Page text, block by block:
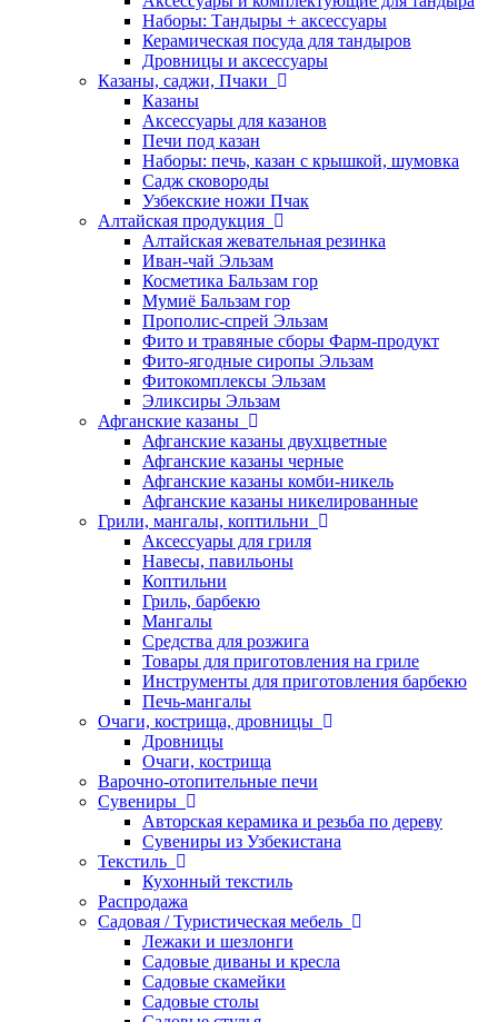
Наборы: Тандыры + аксессуары
Керамическая посуда для тандыров
Дровницы и аксессуары
Казаны, саджи, Пчаки
Казаны
Аксессуары для казанов
Печи под казан
Наборы: печь, казан с крышкой, шумовка
Садж сковороды
Узбекские ножи Пчак
Алтайская продукция
Алтайская жевательная резинка
Иван-чай Эльзам
Косметика Бальзам гор
Мумиё Бальзам гор
Прополис-спрей Эльзам
Фито и травяные сборы Фарм-продукт
Фито-ягодные сиропы Эльзам
Фитокомплексы Эльзам
Эликсиры Эльзам
Афганские казаны
Афганские казаны двухцветные
Афганские казаны черные
Афганские казаны комби-никель
Афганские казаны никелированные
Грили, мангалы, коптильни
Аксессуары для гриля
Навесы, павильоны
Коптильни
Гриль, барбекю
Мангалы
Средства для розжига
Товары для приготовления на гриле
Инструменты для приготовления барбекю
Печь-мангалы
Очаги, кострища, дровницы
Дровницы
Очаги, кострища
Варочно-отопительные печи
Сувениры
Авторская керамика и резьба по дереву
Сувениры из Узбекистана
Текстиль
Кухонный текстиль
Распродажа
Садовая / Туристическая мебель
Лежаки и шезлонги
Садовые диваны и кресла
Садовые скамейки
Садовые столы